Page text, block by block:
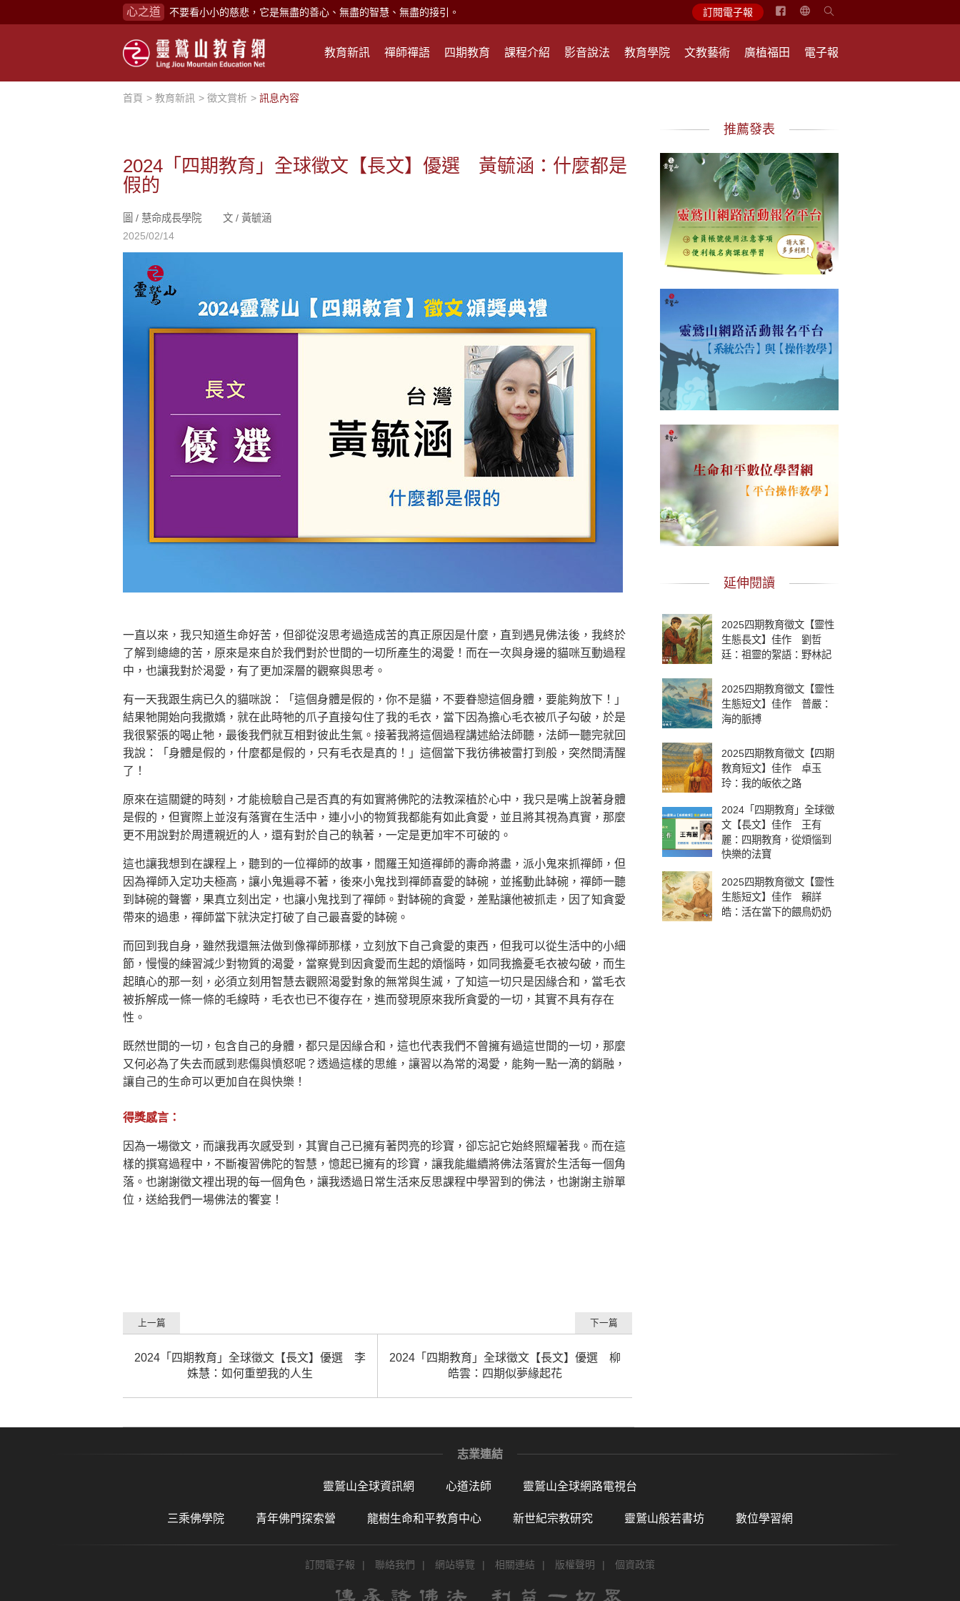
心之道
禪修，讓思緒單純，讓靈性清楚顯現。
念頭在心頭，不舒服；轉個念頭，心頭就開。
煩惱如同下雨，當雨過天晴，雨復何在？
懂得消化煩惱，便能讓生活自在逍遙，讓生命更寬廣。
不執著、不妄想，當下即圓滿。
學佛，就是學著拭去塵埃。
不要看小小的慈悲，它是無盡的善心、無盡的智慧、無盡的接引。
念頭在心頭，不舒服；轉個念頭，心頭就開。
煩惱如同下雨，當雨過天晴，雨復何在？
懂得消化煩惱，便能讓生活自在逍遙，讓生命更寬廣。
負面是惡業，消極是惡業，悲觀是惡業；正面積極樂觀，就是生活禪。
生命是不斷流動地，安靜下來，才能沉澱，才能傾聽。
訂閱電子報
简
中
教育新訊 禪師禪語 四期教育 課程介紹 影音說法 教育學院 文教藝術 廣植福田 電子報
首頁 教育新訊 徵文賞析 訊息內容
2024「四期教育」全球徵文【長文】優選 黃毓涵：什麼都是
假的
圖 / 慧命成長學院 文 / 黃毓涵
2025/02/14
一直以來，我只知道生命好苦，但卻從沒思考過造成苦的真正原因是什麼，直到遇見佛法後，我終於
了解到總總的苦，原來是來自於我們對於世間的一切所產生的渴愛！而在一次與身邊的貓咪互動過程
中，也讓我對於渴愛，有了更加深層的觀察與思考。
有一天我跟生病已久的貓咪說：「這個身體是假的，你不是貓，不要眷戀這個身體，要能夠放下！」
結果牠開始向我撒嬌，就在此時牠的爪子直接勾住了我的毛衣，當下因為擔心毛衣被爪子勾破，於是
我很緊張的喝止牠，最後我們就互相對彼此生氣。接著我將這個過程講述給法師聽，法師一聽完就回
我說：「身體是假的，什麼都是假的，只有毛衣是真的！」這個當下我彷彿被雷打到般，突然間清醒
了！
原來在這關鍵的時刻，才能檢驗自己是否真的有如實將佛陀的法教深植於心中，我只是嘴上說著身體
是假的，但實際上並沒有落實在生活中，連小小的物質我都能有如此貪愛，並且將其視為真實，那麼
更不用說對於周遭親近的人，還有對於自己的執著，一定是更加牢不可破的。
這也讓我想到在課程上，聽到的一位禪師的故事，閻羅王知道禪師的壽命將盡，派小鬼來抓禪師，但
因為禪師入定功夫極高，讓小鬼遍尋不著，後來小鬼找到禪師喜愛的缽碗，並搖動此缽碗，禪師一聽
到缽碗的聲響，果真立刻出定，也讓小鬼找到了禪師。對缽碗的貪愛，差點讓他被抓走，因了知貪愛
帶來的過患，禪師當下就決定打破了自己最喜愛的缽碗。
而回到我自身，雖然我還無法做到像禪師那樣，立刻放下自己貪愛的東西，但我可以從生活中的小細
節，慢慢的練習減少對物質的渴愛，當察覺到因貪愛而生起的煩惱時，如同我擔憂毛衣被勾破，而生
起瞋心的那一刻，必須立刻用智慧去觀照渴愛對象的無常與生滅，了知這一切只是因緣合和，當毛衣
被拆解成一條一條的毛線時，毛衣也已不復存在，進而發現原來我所貪愛的一切，其實不具有存在
性。
既然世間的一切，包含自己的身體，都只是因緣合和，這也代表我們不曾擁有過這世間的一切，那麼
又何必為了失去而感到悲傷與憤怒呢？透過這樣的思維，讓習以為常的渴愛，能夠一點一滴的銷融，
讓自己的生命可以更加自在與快樂！
得獎感言：
因為一場徵文，而讓我再次感受到，其實自己已擁有著閃亮的珍寶，卻忘記它始終照耀著我。而在這
樣的撰寫過程中，不斷複習佛陀的智慧，憶起已擁有的珍寶，讓我能繼續將佛法落實於生活每一個角
落。也謝謝徵文裡出現的每一個角色，讓我透過日常生活來反思課程中學習到的佛法，也謝謝主辦單
位，送給我們一場佛法的饗宴！
2024「四期教育」全球徵文【長文】優選 李
姝慧：如何重塑我的人生
上一篇
2024「四期教育」全球徵文【長文】優選 柳
皓雲：四期似夢緣起花
下一篇
推薦發表
延伸閱讀
2025四期教育徵文【靈性
生態長文】佳作 劉哲
廷：祖靈的絮語：野林記
2025四期教育徵文【靈性
生態短文】佳作 普嚴：
海的脈搏
2025四期教育徵文【四期
教育短文】佳作 卓玉
玲：我的皈依之路
2024「四期教育」全球徵
文【長文】佳作 王有
麗：四期教育，從煩惱到
快樂的法寶
2025四期教育徵文【靈性
生態短文】佳作 賴詳
皓：活在當下的餵鳥奶奶
志業連結
靈鷲山全球資訊網 心道法師 靈鷲山全球網路電視台
三乘佛學院 青年佛門探索營 龍樹生命和平教育中心 新世紀宗教研究 靈鷲山般若書坊 數位學習網
訂閱電子報 | 聯絡我們 | 網站導覽 | 相關連結 | 版權聲明 | 個資政策